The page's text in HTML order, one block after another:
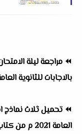
⏪ مراجعة ليلة
بالاجابات للثانوية
⏪ تحميل ثلاث نماذج
العامة 2021 م من كتاب لابلاس